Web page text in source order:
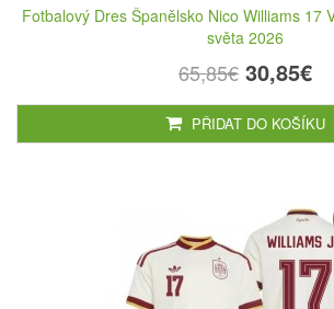
Fotbalový Dres Španělsko Nico Williams 17
světa 2026
65,85€ 30,85€
PŘIDAT DO KOŠÍKU